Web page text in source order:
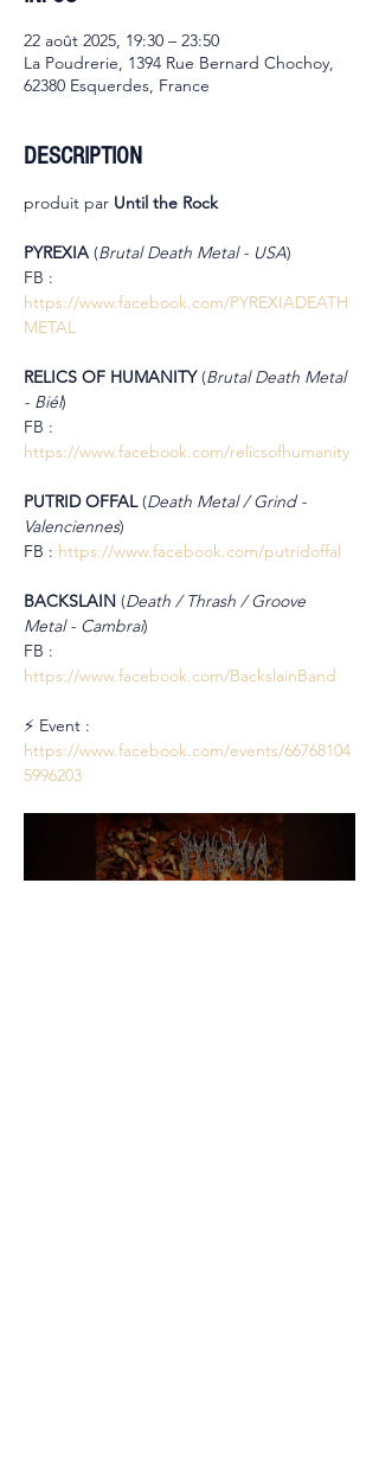
22 août 2025, 19:30 – 23:50
La Poudrerie, 1394 Rue Bernard Chochoy,
62380 Esquerdes, France
DESCRIPTION
produit par Until the Rock
PYREXIA (Brutal Death Metal - USA)
FB :
https://www.facebook.com/PYREXIADEATH
METAL
RELICS OF HUMANITY (Brutal Death Metal
- Biél)
FB :
https://www.facebook.com/relicsofhumanity
PUTRID OFFAL (Death Metal / Grind -
Valenciennes)
FB : https://www.facebook.com/putridoffal
BACKSLAIN (Death / Thrash / Groove
Metal - Cambrai)
FB :
https://www.facebook.com/BackslainBand
⚡ Event :
https://www.facebook.com/events/66768104
5996203